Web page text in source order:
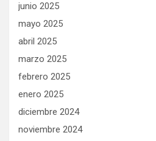
junio 2025
mayo 2025
abril 2025
marzo 2025
febrero 2025
enero 2025
diciembre 2024
noviembre 2024